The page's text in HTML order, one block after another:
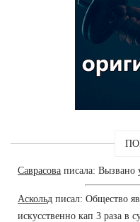
Саврасова писала: Вызвано
Аскольд писал: Общество
искусственно кап 3 раза в